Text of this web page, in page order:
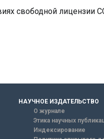
свободной лицензии
НАУЧНОЕ ИЗДАТЕЛЬСТВО
О журнале
Этика научных
Индексирование